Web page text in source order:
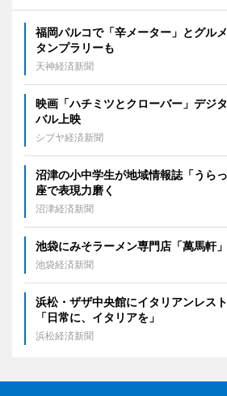
福岡パルコで「辛メーター」とグル
タンプラリーも
天神経済新聞
映画「ハチミツとクローバー」デジ
バル上映
シブヤ経済新聞
沼津の小中学生が地域情報誌「うら
座で表現力磨く
沼津経済新聞
池袋にみそラーメン専門店「萬馬軒
池袋経済新聞
浜松・ザザ中央館にイタリアンレス
「日常に、イタリアを」
浜松経済新聞